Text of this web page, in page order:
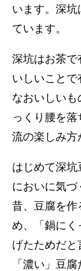
います。深
ています。
深坑はお茶で
いしいことで
なおいしい
っくり腰を
流の楽しみ方
はじめて深
においに気
昔、豆腐を作
め、「鍋にく
げたためだと
「濃い」豆